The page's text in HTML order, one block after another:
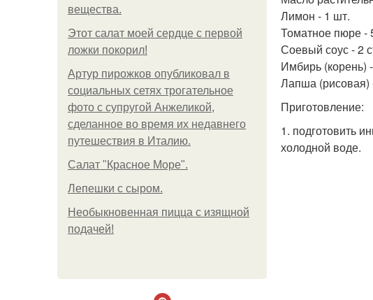
вещества.
Этот салат моей сердце с первой
ложки покорил!
Артур пирожков опубликовал в
социальных сетях трогательное
фото с супругой Анжеликой,
сделанное во время их недавнего
путешествия в Италию.
Салат "Красное Море".
Лепешки с сыром.
Необыкновенная пицца с изящной
подачей!
Лимон - 1 шт.
Томатное пюре -
Соевый соус - 2
Имбирь (корень)
Лапша (рисовая)
Приготовление:
1. подготовить
холодной воде.